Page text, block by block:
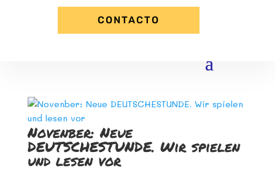
CONTACTO
Novenber: Neue
DEUTSCHESTUNDE. Wir spielen
und lesen vor